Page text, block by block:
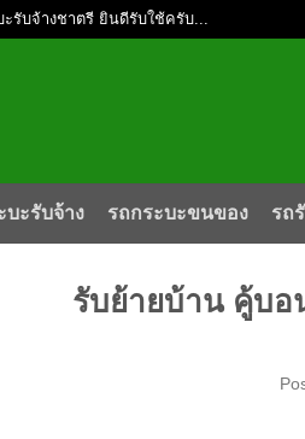
ะรับจ้างชาตรี ยินดีรับใช้ครับ...
บะรับจ้าง รถกระบะขนของ รถ
รับย้ายบ้าน คู้บอ